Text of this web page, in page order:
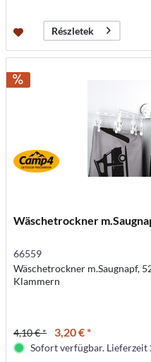
Részletek
Wäschetrockner
66559
Wäschetrockner m.Saugnapf,
Klammern
4,10 € * 3,20 € *
Sofort verfügbar. Lieferzeit